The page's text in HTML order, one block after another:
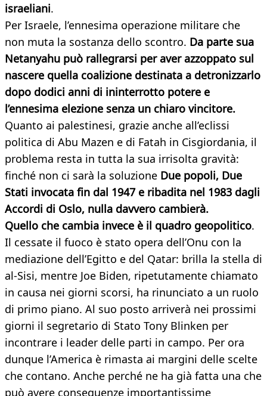
israeliani.
Per Israele, l’ennesima operazione militare che
non muta la sostanza dello scontro. Da parte sua
Netanyahu può rallegrarsi per aver azzoppato sul
nascere quella coalizione destinata a detronizzarlo
dopo dodici anni di ininterrotto potere e
l’ennesima elezione senza un chiaro vincitore.
Quanto ai palestinesi, grazie anche all’eclissi
politica di Abu Mazen e di Fatah in Cisgiordania, il
problema resta in tutta la sua irrisolta gravità:
finché non ci sarà la soluzione Due popoli, Due
Stati invocata fin dal 1947 e ribadita nel 1983 dagli
Accordi di Oslo, nulla davvero cambierà.
Quello che cambia invece è il quadro geopolitico.
Il cessate il fuoco è stato opera dell’Onu con la
mediazione dell’Egitto e del Qatar: brilla la stella di
al-Sisi, mentre Joe Biden, ripetutamente chiamato
in causa nei giorni scorsi, ha rinunciato a un ruolo
di primo piano. Al suo posto arriverà nei prossimi
giorni il segretario di Stato Tony Blinken per
incontrare i leader delle parti in campo. Per ora
dunque l’America è rimasta ai margini delle scelte
che contano. Anche perché ne ha già fatta una che
può avere conseguenze importantissime